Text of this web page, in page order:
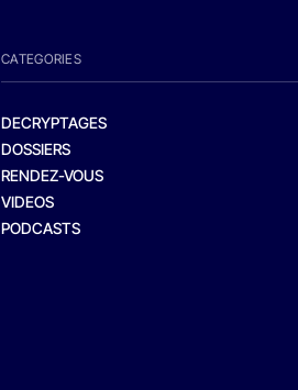
CATEGORIES
DECRYPTAGES
DOSSIERS
RENDEZ-VOUS
VIDEOS
PODCASTS